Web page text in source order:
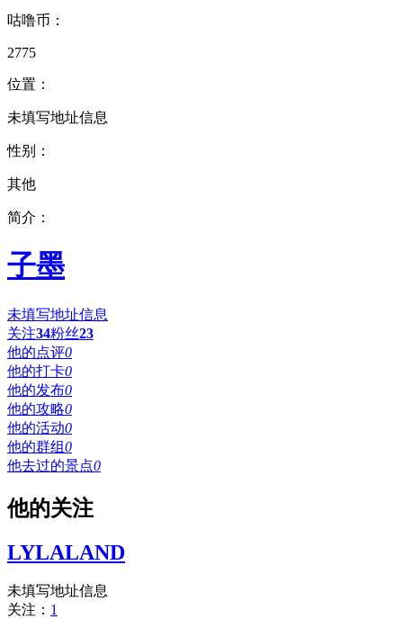
咕噜币：
2775
位置：
未填写地址信息
性别：
其他
简介：
子墨
未填写地址信息
关注34粉丝23
他的点评0
他的打卡0
他的发布0
他的攻略0
他的活动0
他的群组0
他去过的景点0
他的关注
LYLALAND
未填写地址信息
关注： 1